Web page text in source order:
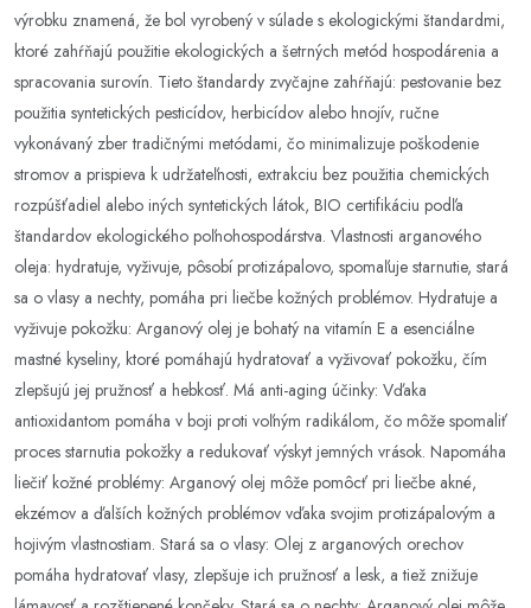
výrobku znamená, že bol vyrobený v súlade s ekologickými štandardmi,
ktoré zahŕňajú použitie ekologických a šetrných metód hospodárenia a
spracovania surovín. Tieto štandardy zvyčajne zahŕňajú: pestovanie bez
použitia syntetických pesticídov, herbicídov alebo hnojív, ručne
vykonávaný zber tradičnými metódami, čo minimalizuje poškodenie
stromov a prispieva k udržateľnosti, extrakciu bez použitia chemických
rozpúšťadiel alebo iných syntetických látok, BIO certifikáciu podľa
štandardov ekologického poľnohospodárstva. Vlastnosti arganového
oleja: hydratuje, vyživuje, pôsobí protizápalovo, spomaľuje starnutie, stará
sa o vlasy a nechty, pomáha pri liečbe kožných problémov. Hydratuje a
vyživuje pokožku: Arganový olej je bohatý na vitamín E a esenciálne
mastné kyseliny, ktoré pomáhajú hydratovať a vyživovať pokožku, čím
zlepšujú jej pružnosť a hebkosť. Má anti-aging účinky: Vďaka
antioxidantom pomáha v boji proti voľným radikálom, čo môže spomaliť
proces starnutia pokožky a redukovať výskyt jemných vrások. Napomáha
liečiť kožné problémy: Arganový olej môže pomôcť pri liečbe akné,
ekzémov a ďalších kožných problémov vďaka svojim protizápalovým a
hojivým vlastnostiam. Stará sa o vlasy: Olej z arganových orechov
pomáha hydratovať vlasy, zlepšuje ich pružnosť a lesk, a tiež znižuje